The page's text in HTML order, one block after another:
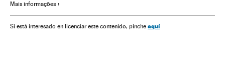
Eventos
Telecomunicações Comunicações Ciência
Mais informações
Si está interesado en licenciar este contenido, pinche aquí